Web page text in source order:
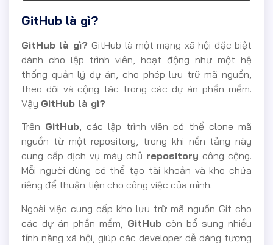
GitHub là gì?
GitHub là gì?GitHub là một mạng xã hội đặc biệt
dành cho lập trình viên, hoạt động như một hệ
thống quản lý dự án, cho phép lưu trữ mã nguồn,
theo dõi và cộng tác trong các dự án phần mềm.
Vậy GitHub là gì?
Trên GitHub, các lập trình viên có thể clone mã
nguồn từ một repository, trong khi nền tảng này
cung cấp dịch vụ máy chủ repository công cộng.
Mỗi người dùng có thể tạo tài khoản và kho chứa
riêng để thuận tiện cho công việc của mình.
Ngoài việc cung cấp kho lưu trữ mã nguồn Git cho
các dự án phần mềm, GitHub còn bổ sung nhiều
tính năng xã hội, giúp các developer dễ dàng tương